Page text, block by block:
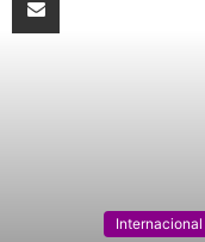
Internacional